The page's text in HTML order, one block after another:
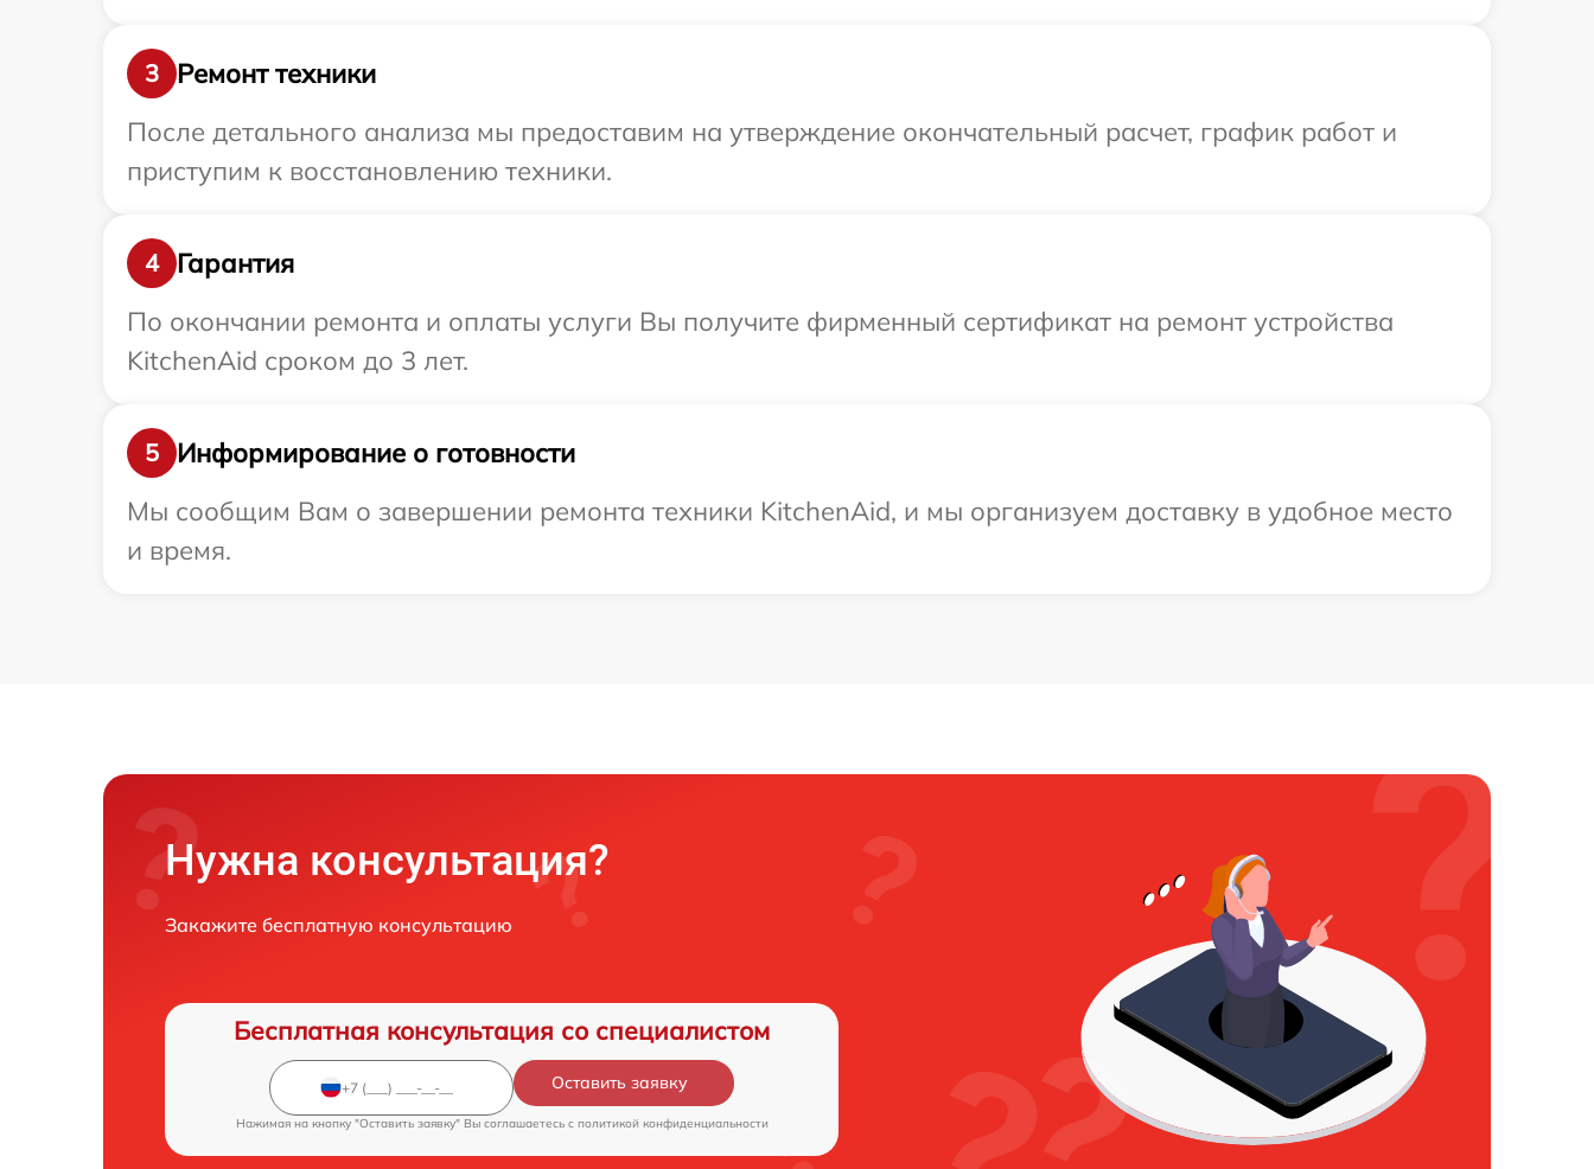
3
Ремонт техники
После детального анализа мы предоставим на утверждение окончательный расчет, график работ и
приступим к восстановлению техники.
4
Гарантия
По окончании ремонта и оплаты услуги Вы получите фирменный сертификат на ремонт устройства
KitchenAid сроком до 3 лет.
5
Информирование о готовности
Мы сообщим Вам о завершении ремонта техники KitchenAid, и мы организуем доставку в удобное место
и время.
Нужна консультация?
Закажите бесплатную консультацию
Бесплатная консультация со специалистом
Оставить заявку
Нажимая на кнопку "Оставить заявку" Вы соглашаетесь c политикой конфиденциальности